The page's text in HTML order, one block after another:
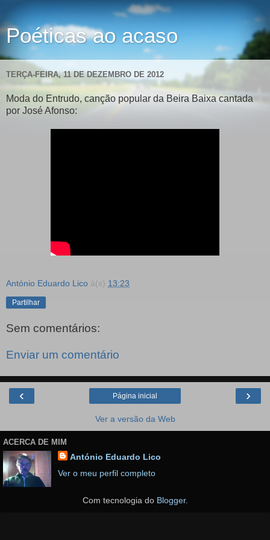
Poéticas ao acaso
TERÇA-FEIRA, 11 DE DEZEMBRO DE 2012
Moda do Entrudo, canção popular da Beira Baixa cantada
por José Afonso:
António Eduardo Lico à(s) 13:23
Partilhar
Sem comentários:
Enviar um comentário
‹ ›
Página inicial
Ver a versão da Web
ACERCA DE MIM
António Eduardo Lico
Ver o meu perfil completo
Com tecnologia do Blogger.